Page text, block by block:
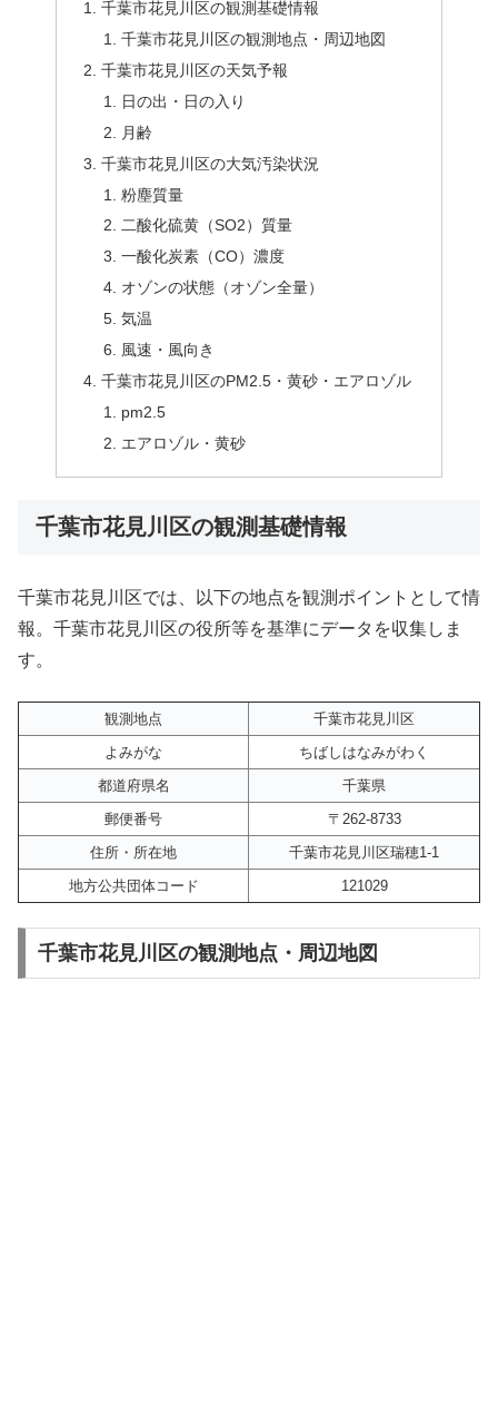
千葉市花見川区の観測基礎情報
千葉市花見川区の観測地点・周辺地図
千葉市花見川区の天気予報
日の出・日の入り
月齢
千葉市花見川区の大気汚染状況
粉塵質量
二酸化硫黄（SO2）質量
一酸化炭素（CO）濃度
オゾンの状態（オゾン全量）
気温
風速・風向き
千葉市花見川区のPM2.5・黄砂・エアロゾル
pm2.5
エアロゾル・黄砂
千葉市花見川区の観測基礎情報
千葉市花見川区では、以下の地点を観測ポイントとして情
報。千葉市花見川区の役所等を基準にデータを収集しま
す。
観測地点
千葉市花見川区
よみがな
ちばしはなみがわく
都道府県名
千葉県
郵便番号
〒262-8733
住所・所在地
千葉市花見川区瑞穂1-1
地方公共団体コード
121029
千葉市花見川区の観測地点・周辺地図